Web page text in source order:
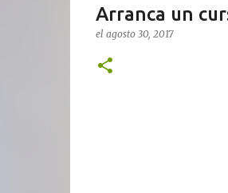
Arranca un
el agosto 30, 2017